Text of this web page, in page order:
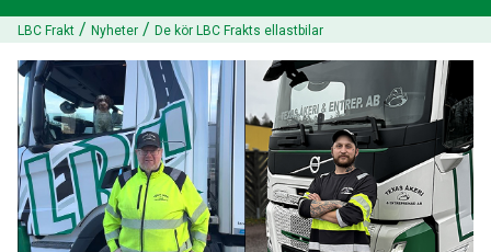
LBC Frakt / Nyheter / De kör LBC Frakts ellastbilar